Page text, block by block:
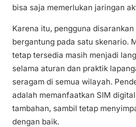
bisa saja memerlukan jaringan
Karena itu, pengguna
bergantung pada satu skenario.
tetap tersedia masih menjadi
selama aturan dan praktik
seragam di semua wilayah.
adalah memanfaatkan SIM
tambahan, sambil tetap
dengan baik.